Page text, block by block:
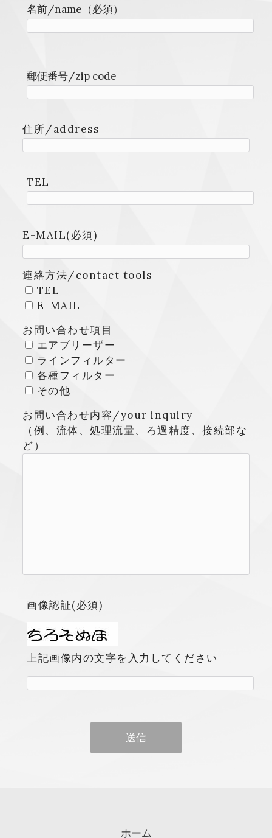
名前/name（必須）
郵便番号/zip code
住所/address
TEL
E-MAIL(必須)
連絡方法/contact tools
TEL
E-MAIL
お問い合わせ項目
エアブリーザー
ラインフィルター
各種フィルター
その他
お問い合わせ内容/your inquiry
（例、流体、処理流量、ろ過精度、接続部な
ど）
画像認証(必須)
上記画像内の文字を入力してください
ホーム